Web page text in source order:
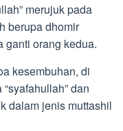
merujuk pada
berupa dhomir
ganti orang kedua.
kesembuhan, di
dan
dalam jenis muttashil